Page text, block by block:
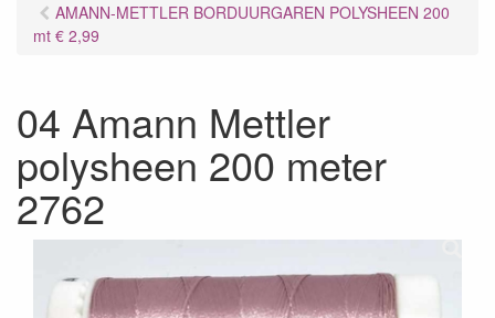
AMANN-METTLER BORDUURGAREN POLYSHEEN 200
mt € 2,99
04 Amann Mettler
polysheen 200 meter
2762